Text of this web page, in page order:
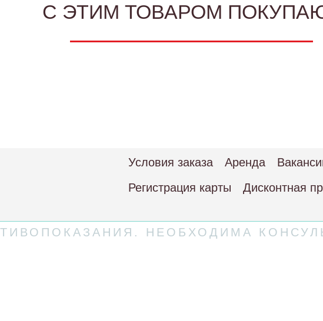
C ЭТИМ ТОВАРОМ
Условия заказа Аренда
Регистрация карты
Дисконтная
НЕОБХОДИМА